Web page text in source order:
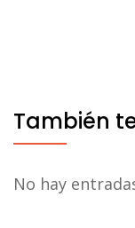
También
No hay